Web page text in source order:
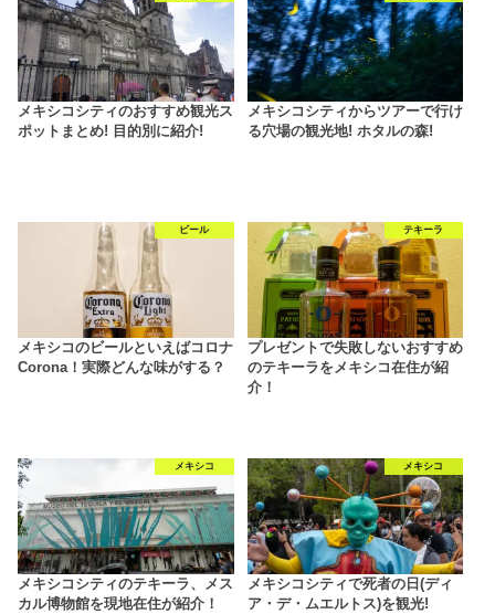
メキシコシティのおすすめ観光ス
ポットまとめ! 目的別に紹介!
メキシコシティからツアーで行け
る穴場の観光地! ホタルの森!
ビール
メキシコのビールといえばコロナ
Corona！実際どんな味がする？
テキーラ
プレゼントで失敗しないおすすめ
のテキーラをメキシコ在住が紹
介！
メキシコ
メキシコシティのテキーラ、メス
カル博物館を現地在住が紹介！
メキシコ
メキシコシティで死者の日(ディ
ア・デ・ムエルトス)を観光!